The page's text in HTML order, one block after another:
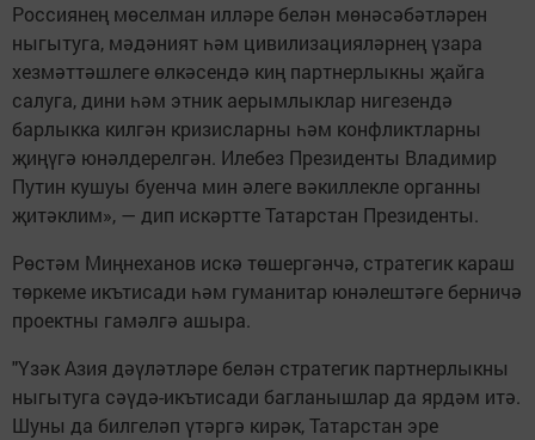
Россиянең мөселман илләре белән мөнәсәбәтләрен
ныгытуга, мәдәният һәм цивилизацияләрнең үзара
хезмәттәшлеге өлкәсендә киң партнерлыкны җайга
салуга, дини һәм этник аерымлыклар нигезендә
барлыкка килгән кризисларны һәм конфликтларны
җиңүгә юнәлдерелгән. Илебез Президенты Владимир
Путин кушуы буенча мин әлеге вәкиллекле органны
җитәклим», — дип искәртте Татарстан Президенты.
Рөстәм Миңнеханов искә төшергәнчә, стратегик караш
төркеме икътисади һәм гуманитар юнәлештәге берничә
проектны гамәлгә ашыра.
"Үзәк Азия дәүләтләре белән стратегик партнерлыкны
ныгытуга сәүдә-икътисади багланышлар да ярдәм итә.
Шуны да билгеләп үтәргә кирәк, Татарстан эре